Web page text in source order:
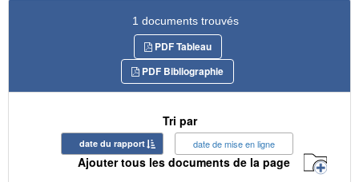
1 documents trouvés
PDF Tableau
PDF Bibliographie
Tri par
date du rapport date de mise en ligne
Ajouter tous les documents de la page